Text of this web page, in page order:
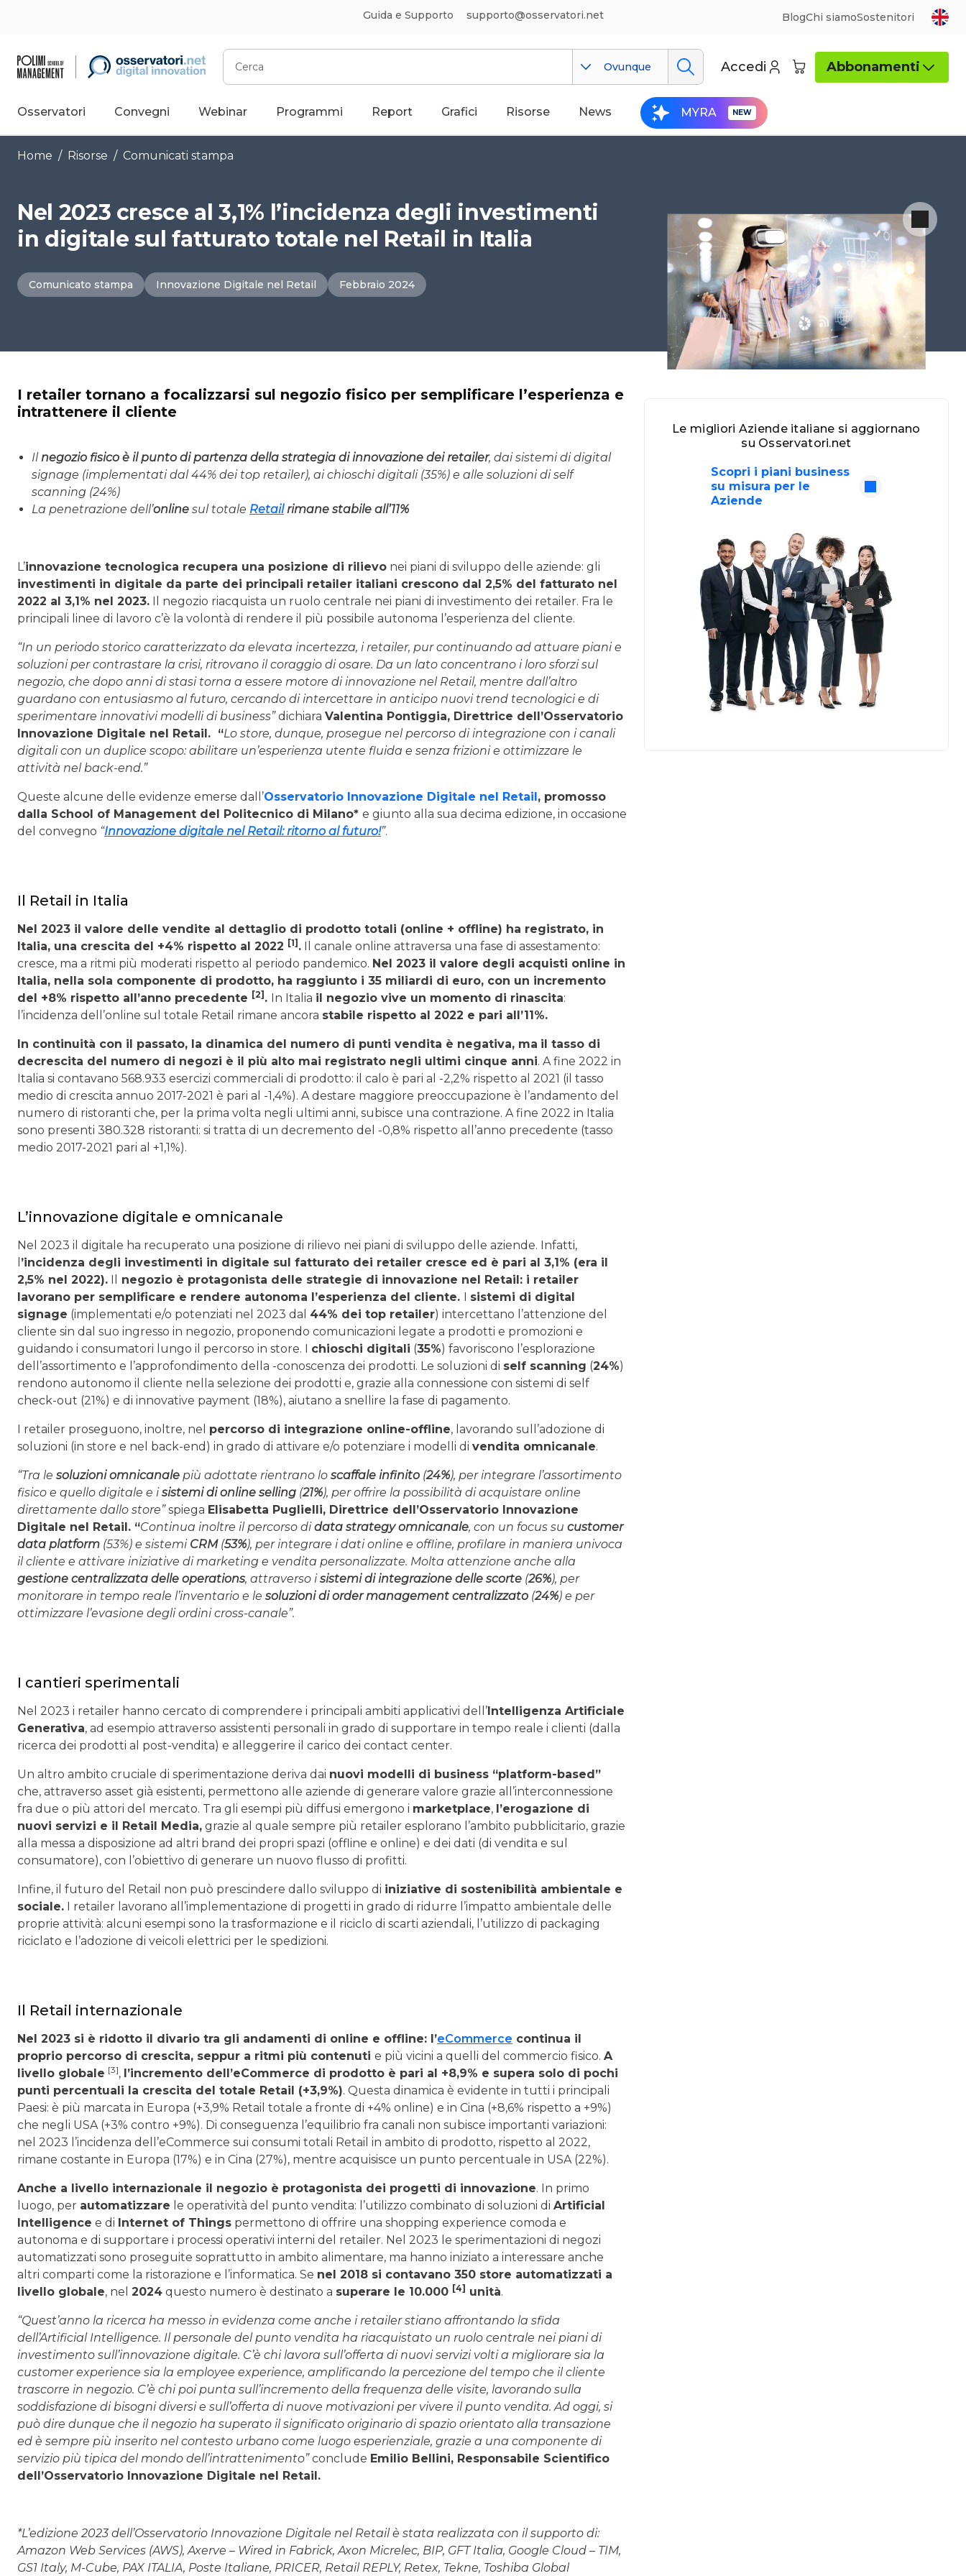
Guida e Supporto supporto@osservatori.net BlogChi siamoSostenitori
Cerca
Ovunque Accedi Abbonamenti
Osservatori Convegni Webinar Programmi Report Grafici Risorse News MYRA
Home / Risorse / Comunicati stampa
Nel 2023 cresce al 3,1% l’incidenza degli investimenti
in digitale sul fatturato totale nel Retail in Italia
Comunicato stampa Innovazione Digitale nel Retail Febbraio 2024
I retailer tornano a focalizzarsi sul negozio fisico per semplificare l’esperienza e
intrattenere il cliente
Ilnegozio fisico è il punto di partenza della strategia di innovazione dei retailer, dai sistemi di digital
signage (implementati dal 44% dei top retailer), ai chioschi digitali (35%) e alle soluzioni di self
scanning (24%)
La penetrazione dell’online sul totale Retail rimane stabile all’11%
L’innovazione tecnologica recupera una posizione di rilievo nei piani di sviluppo delle aziende: gli
investimenti in digitale da parte dei principali retailer italiani crescono dal 2,5% del fatturato nel
2022 al 3,1% nel 2023. Il negozio riacquista un ruolo centrale nei piani di investimento dei retailer. Fra le
principali linee di lavoro c’è la volontà di rendere il più possibile autonoma l’esperienza del cliente.
“In un periodo storico caratterizzato da elevata incertezza, i retailer, pur continuando ad attuare piani e
soluzioni per contrastare la crisi, ritrovano il coraggio di osare. Da un lato concentrano i loro sforzi sul
negozio, che dopo anni di stasi torna a essere motore di innovazione nel Retail, mentre dall’altro
guardano con entusiasmo al futuro, cercando di intercettare in anticipo nuovi trend tecnologici e di
sperimentare innovativi modelli di business”dichiara Valentina Pontiggia, Direttrice dell’Osservatorio
Innovazione Digitale nel Retail. “Lo store, dunque, prosegue nel percorso di integrazione con i canali
digitali con un duplice scopo: abilitare un’esperienza utente fluida e senza frizioni e ottimizzare le
attività nel back-end.”
Queste alcune delle evidenze emerse dall’Osservatorio Innovazione Digitale nel Retail, promosso
dalla School of Management del Politecnico di Milano* e giunto alla sua decima edizione, in occasione
del convegno “Innovazione digitale nel Retail: ritorno al futuro!”.
Il Retail in Italia
Nel 2023 il valore delle vendite al dettaglio di prodotto totali (online + offline) ha registrato, in
Italia, una crescita del +4% rispetto al 2022 [1] . Il canale online attraversa una fase di assestamento:
cresce, ma a ritmi più moderati rispetto al periodo pandemico. Nel 2023 il valore degli acquisti online in
Italia, nella sola componente di prodotto, ha raggiunto i 35 miliardi di euro, con un incremento
del +8% rispetto all’anno precedente [2] . In Italia il negozio vive un momento di rinascita:
l’incidenza dell’online sul totale Retail rimane ancora stabile rispetto al 2022 e pari all’11%.
In continuità con il passato, la dinamica del numero di punti vendita è negativa, ma il tasso di
decrescita del numero di negozi è il più alto mai registrato negli ultimi cinque anni. A fine 2022 in
Italia si contavano 568.933 esercizi commerciali di prodotto: il calo è pari al -2,2% rispetto al 2021 (il tasso
medio di crescita annuo 2017-2021 è pari al -1,4%). A destare maggiore preoccupazione è l’andamento del
numero di ristoranti che, per la prima volta negli ultimi anni, subisce una contrazione. A fine 2022 in Italia
sono presenti 380.328 ristoranti: si tratta di un decremento del -0,8% rispetto all’anno precedente (tasso
medio 2017-2021 pari al +1,1%).
L’innovazione digitale e omnicanale
Nel 2023 il digitale ha recuperato una posizione di rilievo nei piani di sviluppo delle aziende. Infatti,
’incidenza degli investimenti in digitale sul fatturato dei retailer cresce ed è pari al 3,1% (era il
2,5% nel 2022). Il
negozio è protagonista delle strategie di innovazione nel Retail: i retailer
lavorano per semplificare e rendere autonoma l’esperienza del cliente. I sistemi di digital
signage (implementati e/o potenziati nel 2023 dal 44% dei top retailer) intercettano l’attenzione del
cliente sin dal suo ingresso in negozio, proponendo comunicazioni legate a prodotti e promozioni e
guidando i consumatori lungo il percorso in store. I chioschi digitali (35%) favoriscono l’esplorazione
dell’assortimento e l’approfondimento della -conoscenza dei prodotti. Le soluzioni di self scanning (24%)
rendono autonomo il cliente nella selezione dei prodotti e, grazie alla connessione con sistemi di self
check-out (21%) e di innovative payment (18%), aiutano a snellire la fase di pagamento.
I retailer proseguono, inoltre, nel percorso di integrazione online-offline, lavorando sull’adozione di
soluzioni (in store e nel back-end) in grado di attivare e/o potenziare i modelli di vendita omnicanale.
“Tra le soluzioni omnicanale più adottate rientrano lo scaffale infinito (24%), per integrare l’assortimento
fisico e quello digitale e isistemi di online selling (21%), per offrire la possibilità di acquistare online
direttamente dallo store”spiega Elisabetta Puglielli, Direttrice dell’Osservatorio Innovazione
Digitale nel Retail. “Continua inoltre il percorso didata strategy omnicanale, con un focus su customer
data platform (53%) e sistemi CRM(53%), per integrare i dati online e offline, profilare in maniera univoca
il cliente e attivare iniziative di marketing e vendita personalizzate. Molta attenzione anche alla
gestione centralizzata delle operations, attraverso isistemi di integrazione delle scorte (26%), per
monitorare in tempo reale l’inventario e le soluzioni di order management centralizzato (24%) e per
ottimizzare l’evasione degli ordini cross-canale”.
I cantieri sperimentali
Nel 2023 i retailer hanno cercato di comprendere i principali ambiti applicativi dell’Intelligenza Artificiale
Generativa, ad esempio attraverso assistenti personali in grado di supportare in tempo reale i clienti (dalla
ricerca dei prodotti al post-vendita) e alleggerire il carico dei contact center.
Un altro ambito cruciale di sperimentazione deriva dai nuovi modelli di business “platform-based”
che, attraverso asset già esistenti, permettono alle aziende di generare valore grazie all’interconnessione
fra due o più attori del mercato. Tra gli esempi più diffusi emergono i marketplace, l’erogazione di
nuovi servizi e il Retail Media, grazie al quale sempre più retailer esplorano l’ambito pubblicitario, grazie
alla messa a disposizione ad altri brand dei propri spazi (offline e online) e dei dati (di vendita e sul
consumatore), con l’obiettivo di generare un nuovo flusso di profitti.
Infine, il futuro del Retail non può prescindere dallo sviluppo di iniziative di sostenibilità ambientale e
sociale. I retailer lavorano all’implementazione di progetti in grado di ridurre l’impatto ambientale delle
proprie attività: alcuni esempi sono la trasformazione e il riciclo di scarti aziendali, l’utilizzo di packaging
riciclato e l’adozione di veicoli elettrici per le spedizioni.
Il Retail internazionale
Nel 2023 si è ridotto il divario tra gli andamenti di online e offline: l’eCommerce continua il
proprio percorso di crescita, seppur a ritmi più contenuti e più vicini a quelli del commercio fisico. A
livello globale [3], l’incremento dell’eCommerce di prodotto è pari al +8,9% e supera solo di pochi
punti percentuali la crescita del totale Retail (+3,9%). Questa dinamica è evidente in tutti i principali
Paesi: è più marcata in Europa (+3,9% Retail totale a fronte di +4% online) e in Cina (+8,6% rispetto a +9%)
che negli USA (+3% contro +9%). Di conseguenza l’equilibrio fra canali non subisce importanti variazioni:
nel 2023 l’incidenza dell’eCommerce sui consumi totali Retail in ambito di prodotto, rispetto al 2022,
rimane costante in Europa (17%) e in Cina (27%), mentre acquisisce un punto percentuale in USA (22%).
Anche a livello internazionale il negozio è protagonista dei progetti di innovazione. In primo
luogo, per automatizzare le operatività del punto vendita: l’utilizzo combinato di soluzioni di Artificial
Intelligence e di Internet of Things permettono di offrire una shopping experience comoda e
autonoma e di supportare i processi operativi interni del retailer. Nel 2023 le sperimentazioni di negozi
automatizzati sono proseguite soprattutto in ambito alimentare, ma hanno iniziato a interessare anche
altri comparti come la ristorazione e l’informatica. Se nel 2018 si contavano 350 store automatizzati a
livello globale, nel 2024 questo numero è destinato a superare le 10.000 [4] unità.
“Quest’anno la ricerca ha messo in evidenza come anche i retailer stiano affrontando la sfida
dell’Artificial Intelligence. Il personale del punto vendita ha riacquistato un ruolo centrale nei piani di
investimento sull’innovazione digitale. C’è chi lavora sull’offerta di nuovi servizi volti a migliorare sia la
customer experience sia la employee experience, amplificando la percezione del tempo che il cliente
trascorre in negozio. C’è chi poi punta sull’incremento della frequenza delle visite, lavorando sulla
soddisfazione di bisogni diversi e sull’offerta di nuove motivazioni per vivere il punto vendita. Ad oggi, si
può dire dunque che il negozio ha superato il significato originario di spazio orientato alla transazione
ed è sempre più inserito nel contesto urbano come luogo esperienziale, grazie a una componente di
servizio più tipica del mondo dell’intrattenimento”conclude Emilio Bellini, Responsabile Scientifico
dell’Osservatorio Innovazione Digitale nel Retail.
*L’edizione 2023 dell’Osservatorio Innovazione Digitale nel Retail è stata realizzata con il supporto di:
Amazon Web Services (AWS), Axerve – Wired in Fabrick, Axon Micrelec, BIP, GFT Italia, Google Cloud – TIM,
GS1 Italy, M-Cube, PAX ITALIA, Poste Italiane, PRICER, Retail REPLY, Retex, Tekne, Toshiba Global
Le migliori Aziende italiane si aggiornano
su Osservatori.net
Scopri i piani business
su misura per le
Aziende